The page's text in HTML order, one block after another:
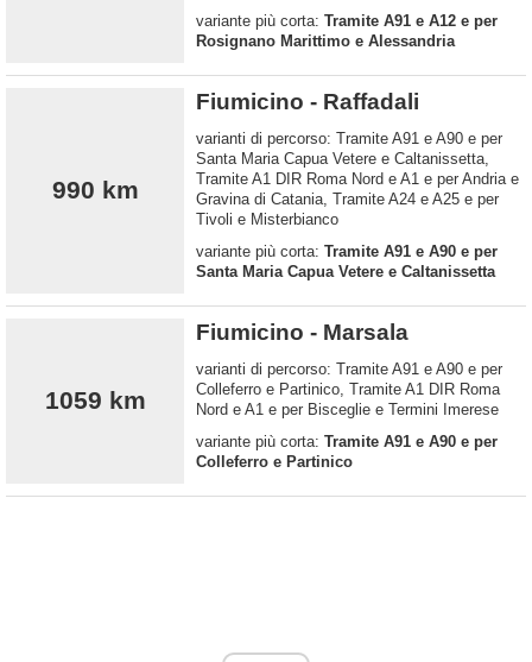
variante più corta: Tramite A91 e A12 e per
Rosignano Marittimo e Alessandria
990 km
Fiumicino - Raffadali
varianti di percorso: Tramite A91 e A90 e per
Santa Maria Capua Vetere e Caltanissetta,
Tramite A1 DIR Roma Nord e A1 e per Andria e
Gravina di Catania, Tramite A24 e A25 e per
Tivoli e Misterbianco
variante più corta: Tramite A91 e A90 e per
Santa Maria Capua Vetere e Caltanissetta
1059 km
Fiumicino - Marsala
varianti di percorso: Tramite A91 e A90 e per
Colleferro e Partinico, Tramite A1 DIR Roma
Nord e A1 e per Bisceglie e Termini Imerese
variante più corta: Tramite A91 e A90 e per
Colleferro e Partinico